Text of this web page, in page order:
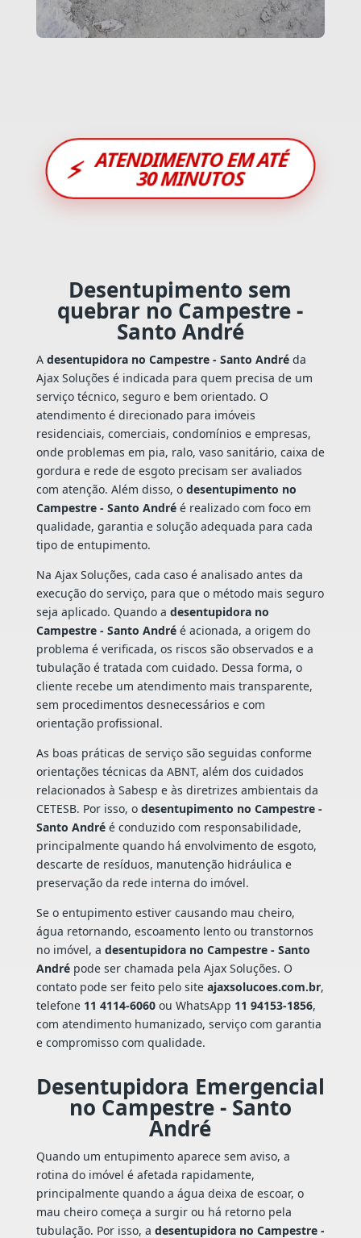
⚡ ATENDIMENTO EM ATÉ
30 MINUTOS
Desentupimento sem
quebrar no Campestre -
Santo André
A desentupidora no Campestre - Santo Andréda
Ajax Soluções é indicada para quem precisa de um
serviço técnico, seguro e bem orientado. O
atendimento é direcionado para imóveis
residenciais, comerciais, condomínios e empresas,
onde problemas em pia, ralo, vaso sanitário, caixa de
gordura e rede de esgoto precisam ser avaliados
com atenção. Além disso, o desentupimento no
Campestre - Santo Andréé realizado com foco em
qualidade, garantia e solução adequada para cada
tipo de entupimento.
Na Ajax Soluções, cada caso é analisado antes da
execução do serviço, para que o método mais seguro
seja aplicado. Quando a desentupidora no
Campestre - Santo Andréé acionada, a origem do
problema é verificada, os riscos são observados e a
tubulação é tratada com cuidado. Dessa forma, o
cliente recebe um atendimento mais transparente,
sem procedimentos desnecessários e com
orientação profissional.
As boas práticas de serviço são seguidas conforme
orientações técnicas da ABNT, além dos cuidados
relacionados à Sabesp e às diretrizes ambientais da
CETESB. Por isso, o desentupimento no Campestre -
Santo Andréé conduzido com responsabilidade,
principalmente quando há envolvimento de esgoto,
descarte de resíduos, manutenção hidráulica e
preservação da rede interna do imóvel.
Se o entupimento estiver causando mau cheiro,
água retornando, escoamento lento ou transtornos
no imóvel, a desentupidora no Campestre - Santo
Andrépode ser chamada pela Ajax Soluções. O
contato pode ser feito pelo site ajaxsolucoes.com.br,
telefone 11 4114-6060ou WhatsApp 11 94153-1856,
com atendimento humanizado, serviço com garantia
e compromisso com qualidade.
Desentupidora Emergencial
no Campestre - Santo
André
Quando um entupimento aparece sem aviso, a
rotina do imóvel é afetada rapidamente,
principalmente quando a água deixa de escoar, o
mau cheiro começa a surgir ou há retorno pela
tubulação. Por isso, a desentupidora no Campestre -